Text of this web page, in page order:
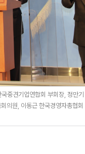
중견기업연합회 부회장, 정만기
의원, 이동근 한국경영자총협회